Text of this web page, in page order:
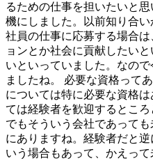
るための仕事を担いたいと
機にしました。以前知り合
社員の仕事に応募する場合
ョンとか社会に貢献したい
いといっていました。なの
ましたね。 必要な資格って
については特に必要な資格
ては経験者を歓迎するとこ
でもそういう会社であって
にありますね。経験者だと
いう場合もあって、かえっ